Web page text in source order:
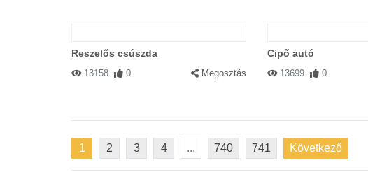
Reszelős csúszda
13158 0 Megosztás
Cipő autó
13699 0
1 2 3 4 ... 740 741 Következő